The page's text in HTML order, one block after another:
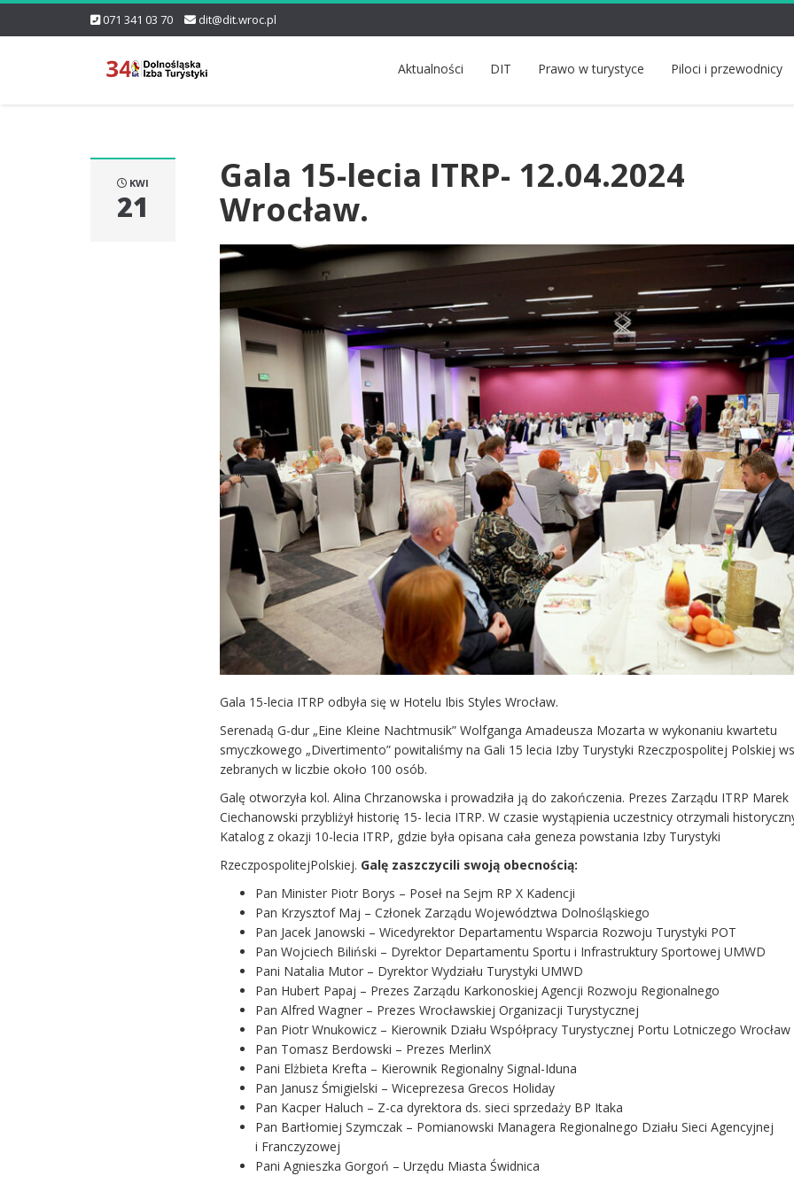
071 341 03 70 dit@dit.wroc.pl
Aktualności DIT Prawo w turystyce Piloci i przewodnicy
KWI
21
Gala 15-lecia ITRP- 12.04.2024
Wrocław.
Gala 15-lecia ITRP odbyła się w Hotelu Ibis Styles Wrocław.
Serenadą G-dur „Eine Kleine Nachtmusik” Wolfganga Amadeusza Mozarta w wykonaniu kwartetu
smyczkowego „Divertimento” powitaliśmy na Gali 15 lecia Izby Turystyki Rzeczpospolitej Polskiej
zebranych w liczbie około 100 osób.
Galę otworzyła kol. Alina Chrzanowska i prowadziła ją do zakończenia. Prezes Zarządu ITRP Marek
Ciechanowski przybliżył historię 15- lecia ITRP. W czasie wystąpienia uczestnicy otrzymali
Katalog z okazji 10-lecia ITRP, gdzie była opisana cała geneza powstania Izby Turystyki
RzeczpospolitejPolskiej. Galę zaszczycili swoją obecnością:
Pan Minister Piotr Borys – Poseł na Sejm RP X Kadencji
Pan Krzysztof Maj – Członek Zarządu Województwa Dolnośląskiego
Pan Jacek Janowski – Wicedyrektor Departamentu Wsparcia Rozwoju Turystyki POT
Pan Wojciech Biliński – Dyrektor Departamentu Sportu i Infrastruktury Sportowej UMWD
Pani Natalia Mutor – Dyrektor Wydziału Turystyki UMWD
Pan Hubert Papaj – Prezes Zarządu Karkonoskiej Agencji Rozwoju Regionalnego
Pan Alfred Wagner – Prezes Wrocławskiej Organizacji Turystycznej
Pan Piotr Wnukowicz – Kierownik Działu Współpracy Turystycznej Portu Lotniczego Wrocław
Pan Tomasz Berdowski – Prezes MerlinX
Pani Elżbieta Krefta – Kierownik Regionalny Signal-Iduna
Pan Janusz Śmigielski – Wiceprezesa Grecos Holiday
Pan Kacper Haluch – Z-ca dyrektora ds. sieci sprzedaży BP Itaka
Pan Bartłomiej Szymczak – Pomianowski Managera Regionalnego Działu Sieci Agencyjnej
i Franczyzowej
Pani Agnieszka Gorgoń – Urzędu Miasta Świdnica